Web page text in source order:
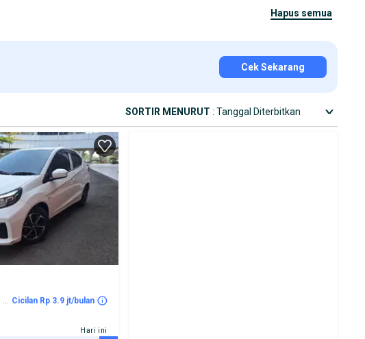
hapus semua
Cek Sekarang
SORTIR MENURUT : Tanggal Diterbitkan
2023 - 30.000-35.000 km Cicilan Rp 3.9 jt/bulan
Hari ini